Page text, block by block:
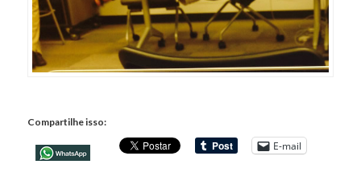
Compartilhe isso:
E-mail